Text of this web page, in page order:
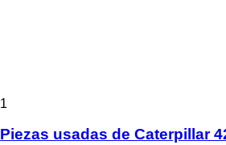
1
Piezas usadas de Caterpillar